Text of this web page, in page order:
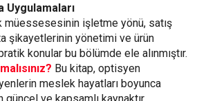
Uygulamaları
müessesesinin işletme yönü, satış
şikayetlerinin yönetimi ve ürün
konular bu bölümde ele alınmıştır.
Bu kitap, optisyen
meslek hayatları boyunca